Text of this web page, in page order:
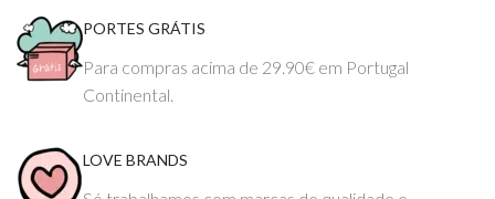
PORTES GRÁTIS
Para compras acima de 29.90€ em Portugal
Continental.
LOVE BRANDS